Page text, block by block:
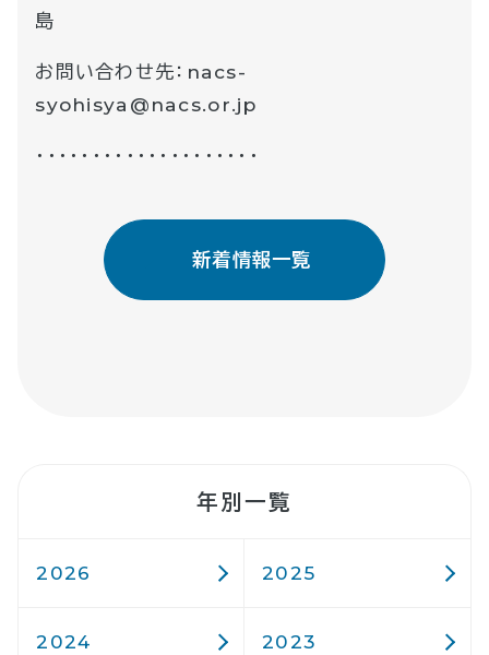
島
お問い合わせ先：nacs-
syohisya@nacs.or.jp
・・・・・・・・・・・・・・・・・・・・
新着情報一覧
年別一覧
2026 2025
2024 2023